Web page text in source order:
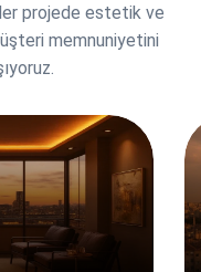
projede estetik ve
memnuniyetini